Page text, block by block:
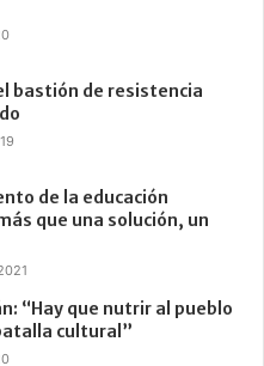
bastión de resistencia
de la educación
que una solución, un
“Hay que nutrir al pueblo
cultural”